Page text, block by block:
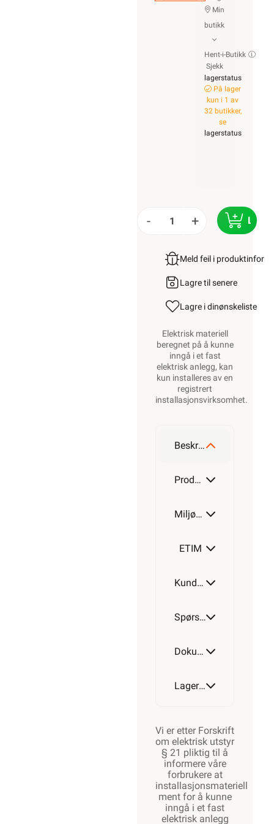
Min
butikk
Hent-i-Butikk
Sjekk
lagerstatus
På lager
kun i 1 av
32 butikker,
se
lagerstatus
- +
Meld feil i
Lagre til senere
Lagre i dinønskeliste
Elektrisk materiell
beregnet på å kunne
inngå i et fast
elektrisk anlegg, kan
kun installeres av en
registrert
installasjonsvirksomhet.
Beskrivelse
Produktdetaljer
Miljøparametere
ETIM
Kundeomtale
Spørsmål og svar
Dokumentasjon
Lagerstatus
Vi er etter Forskrift
om elektrisk utstyr
§ 21 pliktig til å
informere våre
forbrukere at
installasjonsmateriell
ment for å kunne
inngå i et fast
elektrisk anlegg